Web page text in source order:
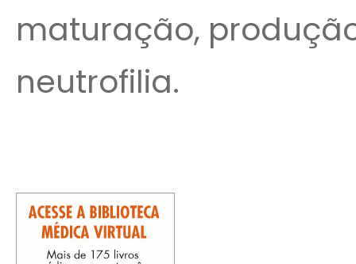
maturação,
neutrofilia.